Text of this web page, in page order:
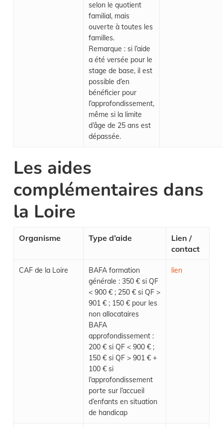
selon le quotient
familial, mais
ouverte à toutes les
familles.
Remarque : si l’aide
a été versée pour le
stage de base, il est
possible d’en
bénéficier pour
l’approfondissement,
même si la limite
d’âge de 25 ans est
dépassée.
Les aides
complémentaires dans
la Loire
Organisme Type d’aide
Lien /
contact
CAF de la Loire
BAFA formation
générale : 350 € si QF
< 900 € ; 250 € si QF >
901 € ; 150 € pour les
non allocataires
BAFA
approfondissement :
200 € si QF < 900 € ;
150 € si QF > 901 € +
100 € si
l’approfondissement
porte sur l’accueil
d’enfants en situation
de handicap
lien